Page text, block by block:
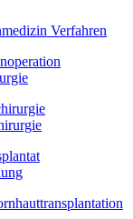
Verfahren